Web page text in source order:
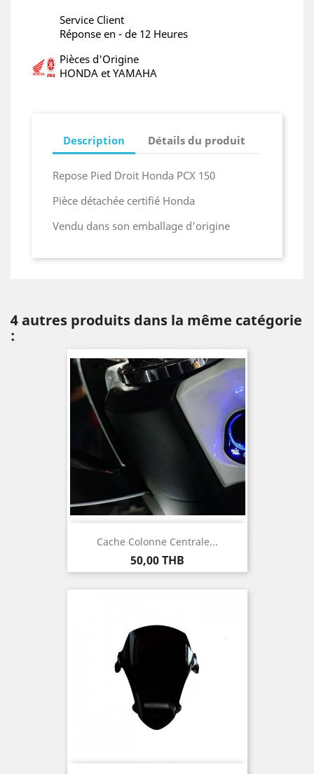
Service Client
Réponse en - de 12 Heures
Pièces d'Origine
HONDA et YAMAHA
Description Détails du produit
Repose Pied Droit Honda PCX 150
Pièce détachée certifié Honda
Vendu dans son emballage d'origine
4 autres produits dans la même catégorie
:
Cache Colonne Centrale...
Prix
50,00 THB